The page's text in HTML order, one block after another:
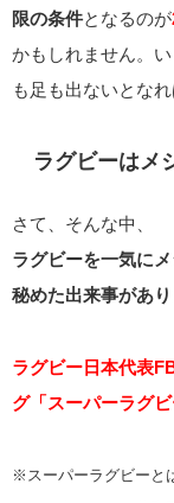
限の条件となるのが
かもしれません。
も足も出ないとな
ラグビーはメ
さて、そんな中、
ラグビーを一気に
秘めた出来事があり
ラグビー日本代表
グ「スーパーラグ
※スーパーラグビーと